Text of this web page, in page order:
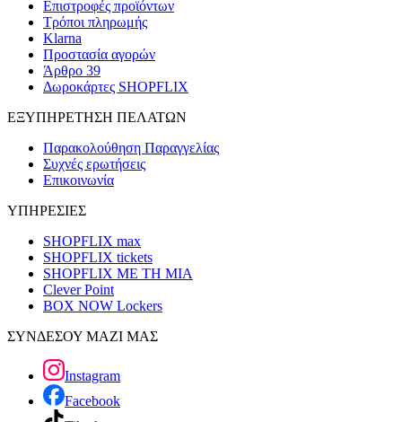
Επιστροφές προϊόντων
Τρόποι πληρωμής
Klarna
Προστασία αγορών
Άρθρο 39
Δωροκάρτες SHOPFLIX
ΕΞΥΠΗΡΕΤΗΣΗ ΠΕΛΑΤΩΝ
Παρακολούθηση Παραγγελίας
Συχνές ερωτήσεις
Επικοινωνία
ΥΠΗΡΕΣΙΕΣ
SHOPFLIX max
SHOPFLIX tickets
SHOPFLIX ΜΕ ΤΗ ΜΙΑ
Clever Point
BOX NOW Lockers
ΣΥΝΔΕΣΟΥ ΜΑΖΙ ΜΑΣ
Instagram
Facebook